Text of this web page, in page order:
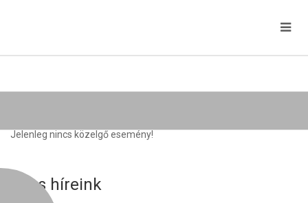
Jelenleg nincs közelgő esemény!
Friss híreink